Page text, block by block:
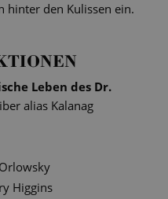
hinter den Kulissen ein.
Leben des Dr.
alias Kalanag
Higgins